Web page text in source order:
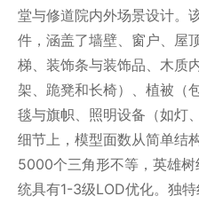
堂与修道院内外场景设计。
件，涵盖了墙壁、窗户、屋
梯、装饰条与装饰品、木质
架、跪凳和长椅）、植被（
毯与旗帜、照明设备（如灯
细节上，模型面数从简单结
5000个三角形不等，英雄
统具有1-3级LOD优化。独